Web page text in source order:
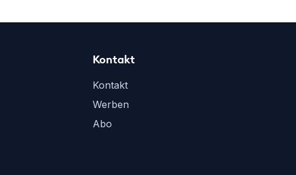
Kontakt
Kontakt
Werben
Abo